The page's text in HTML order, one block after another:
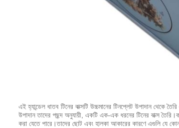
এই হ্যান্ডেল ধাতব টিনের বাক্সটি উচ্চমানের টিনপ্লেট উপাদান থেকে
উপাদান তাদের পছন্দ অনুযায়ী, একটি এক-এক ধরনের টিনের বাক্স তৈরি।
করা যেতে পারে।তাদের ছোট এবং হালকা আকারের কারণে এগুলি যে